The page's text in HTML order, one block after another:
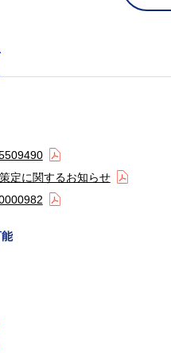
定に関するお知らせ